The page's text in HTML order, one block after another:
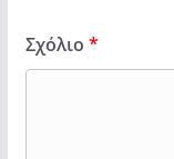
Σχόλιο *